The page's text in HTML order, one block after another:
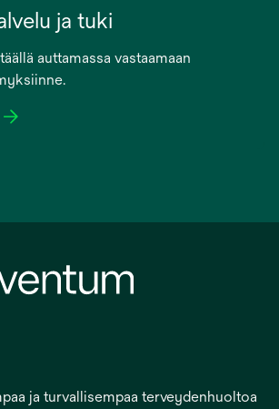
ja tuki
auttamassa vastaamaan
ja turvallisempaa terveydenhuoltoa